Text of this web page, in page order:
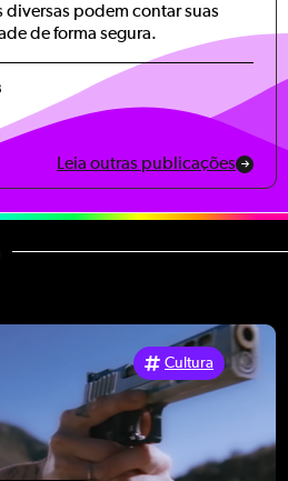
diversas podem contar suas
de forma segura.
Leia outras publicações
Cultura